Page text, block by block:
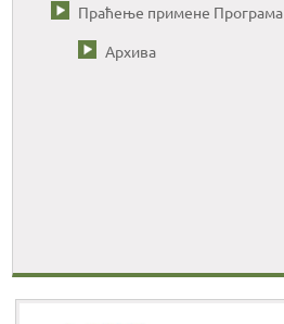
Праћење примене Програма
Архива